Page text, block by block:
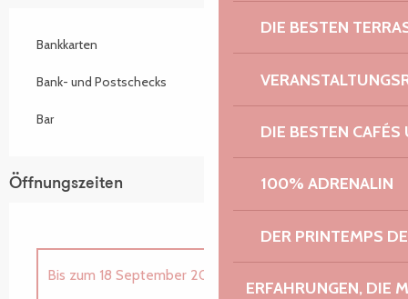
DIE BESTEN
DIE BESTEN
100% ADRENALIN
DER PRINTEMPS
ERFAHRUNGEN, DIE
Bankkarten
Bank- und Postschecks
Bar
Öffnungszeiten
Bis zum 18 September 2026